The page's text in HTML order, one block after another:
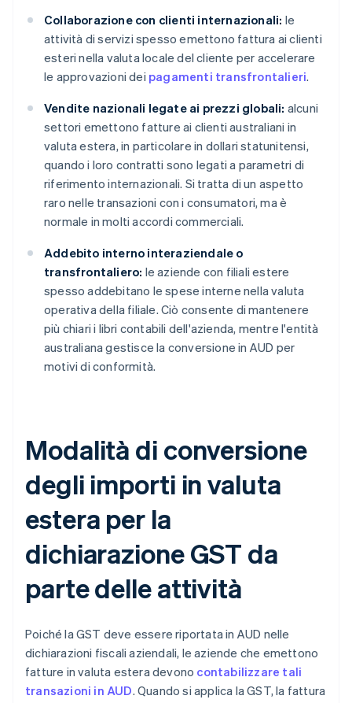
Collaborazione con clienti internazionali: le
attività di servizi spesso emettono fattura ai clienti
esteri nella valuta locale del cliente per accelerare
le approvazioni dei pagamenti transfrontalieri.
Vendite nazionali legate ai prezzi globali: alcuni
settori emettono fatture ai clienti australiani in
valuta estera, in particolare in dollari statunitensi,
quando i loro contratti sono legati a parametri di
riferimento internazionali. Si tratta di un aspetto
raro nelle transazioni con i consumatori, ma è
normale in molti accordi commerciali.
Addebito interno interaziendale o
transfrontaliero: le aziende con filiali estere
spesso addebitano le spese interne nella valuta
operativa della filiale. Ciò consente di mantenere
più chiari i libri contabili dell'azienda, mentre l'entità
australiana gestisce la conversione in AUD per
motivi di conformità.
Modalità di conversione
degli importi in valuta
estera per la
dichiarazione GST da
parte delle attività
Poiché la GST deve essere riportata in AUD nelle
dichiarazioni fiscali aziendali, le aziende che emettono
fatture in valuta estera devono contabilizzare tali
transazioni in AUD. Quando si applica la GST, la fattura